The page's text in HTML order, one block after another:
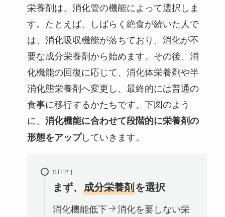
栄養剤は、消化管の機能によって選択しま
す。たとえば、しばらく絶食が続いた人で
は、消化吸収機能が落ちており、消化が不
要な成分栄養剤から始めます。その後、消
化機能の回復に応じて、消化体栄養剤や半
消化態栄養剤へ変更し、最終的には普通の
食事に移行するかたちです。下図のよう
に、 消化機能に合わせて段階的に栄養剤の
形態をアップしていきます。
STEP
まず、 成分栄養剤を選択
消化機能低下
消化を要しない栄